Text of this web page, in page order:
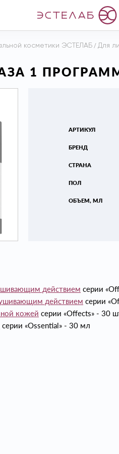
косметики ЭСТЕЛАБ / Для
ФАЗА 1
АРТИКУЛ
БРЕНД
СТРАНА
ПОЛ
ОБЪЕМ, МЛ
действием серии
действием серии
кожей серии «Offects» - 30
серии «Ossential» - 30 мл